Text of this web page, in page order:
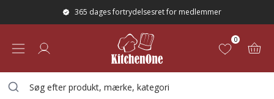
365 dages fortrydelsesret for medlemmer
0